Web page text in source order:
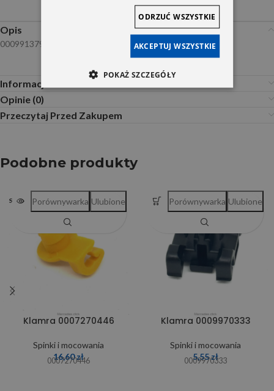
Opis
0009913795
Informacje dodatkowe
Opinie (0)
Przeczytaj Przed Zakupem
Podobne produkty
SOLD OUT
Klamra 0007270446
Spinki i mocowania
16,60zł
0007270446
Porównywarka Ulubione
Klamra 0009970333
Spinki i mocowania
5,55zł
0009970333
Porównywarka Ulubione
AKCEPTUJ WSZYSTKIE
ODRZUĆ WSZYSTKIE
POKAŻ SZCZEGÓŁY